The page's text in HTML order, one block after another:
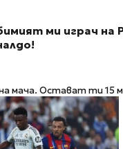
ми играч на
на мача. Остават ти 15